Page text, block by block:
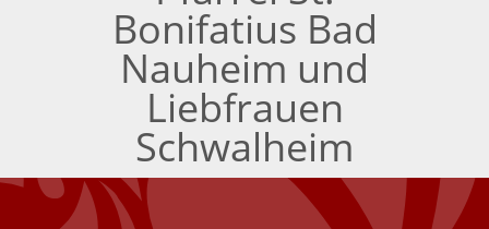
Bonifatius Bad
Nauheim und
Liebfrauen
Schwalheim